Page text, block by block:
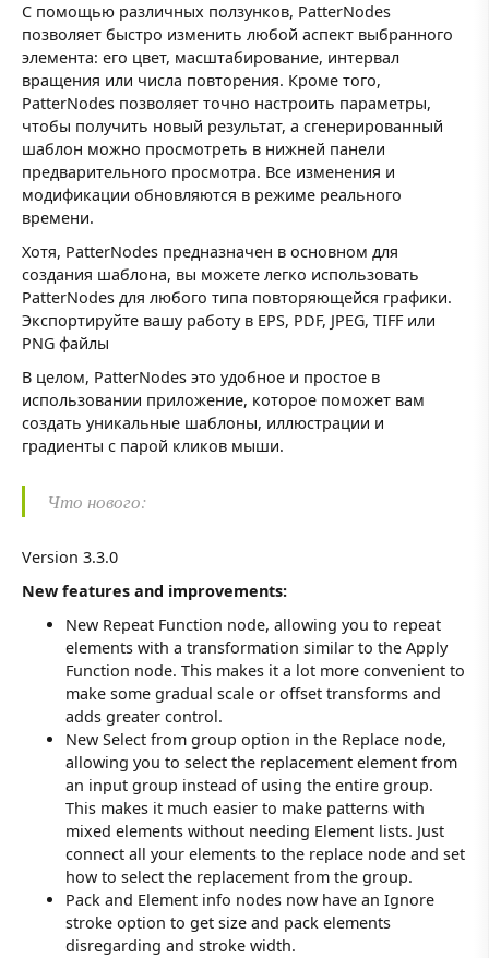
С помощью различных ползунков, PatterNodes
позволяет быстро изменить любой аспект выбранного
элемента: его цвет, масштабирование, интервал
вращения или числа повторения. Кроме того,
PatterNodes позволяет точно настроить параметры,
чтобы получить новый результат, а сгенерированный
шаблон можно просмотреть в нижней панели
предварительного просмотра. Все изменения и
модификации обновляются в режиме реального
времени.
Хотя, PatterNodes предназначен в основном для
создания шаблона, вы можете легко использовать
PatterNodes для любого типа повторяющейся графики.
Экспортируйте вашу работу в EPS, PDF, JPEG, TIFF или
PNG файлы
В целом, PatterNodes это удобное и простое в
использовании приложение, которое поможет вам
создать уникальные шаблоны, иллюстрации и
градиенты с парой кликов мыши.
Что нового:
Version 3.3.0
New features and improvements:
New Repeat Function node, allowing you to repeat
elements with a transformation similar to the Apply
Function node. This makes it a lot more convenient to
make some gradual scale or offset transforms and
adds greater control.
New Select from group option in the Replace node,
allowing you to select the replacement element from
an input group instead of using the entire group.
This makes it much easier to make patterns with
mixed elements without needing Element lists. Just
connect all your elements to the replace node and set
how to select the replacement from the group.
Pack and Element info nodes now have an Ignore
stroke option to get size and pack elements
disregarding and stroke width.